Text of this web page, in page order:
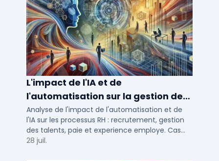
L'impact de l'IA et de
l'automatisation sur la gestion des
talents RH
Analyse de l'impact de l'automatisation et de
l'IA sur les processus RH : recrutement, gestion
des talents, paie et experience employe. Cas
concrets pour TPE, PME et ETI en 2026.
28 juil.